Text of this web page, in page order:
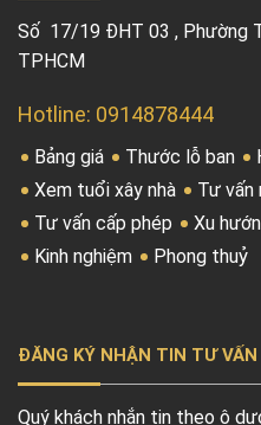
Số 17/19 ĐHT 03 , Phường
TPHCM
Hotline: 0914878444
Bảng giá Thước lỗ ban
Xem tuổi xây nhà
Tư vấn
Tư vấn cấp phép
Xu
Kinh nghiệm
Phong thuỷ
ĐĂNG KÝ NHẬN TIN TƯ VẤN
Quý khách nhắn tin theo ô